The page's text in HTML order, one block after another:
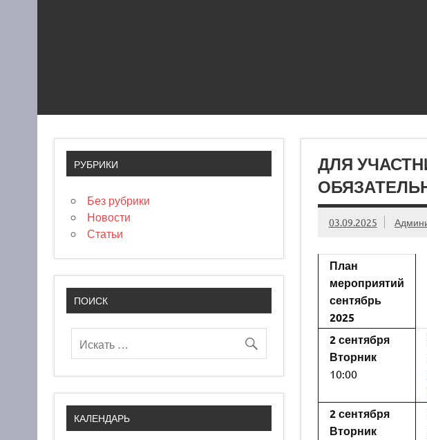
ДЛЯ
03.09.2025
План
мероприятий
сентябрь
2025
2 сентября
Вторник
10:00
2 сентября
Вторник
РУБРИКИ
Без рубрики
Новости
Статьи
ПОИСК
КАЛЕНДАРЬ